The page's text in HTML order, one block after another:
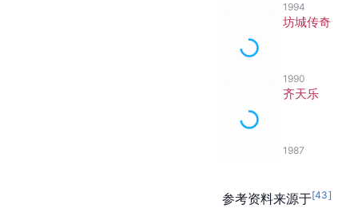
1994
坊城传奇
1990
齐天乐
1987
参考资料来源于[43]